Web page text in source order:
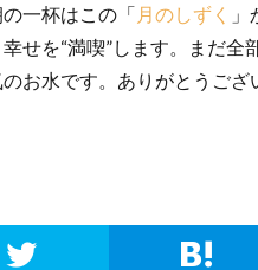
一杯はこの「 月のしずく
せを“満喫”します。まだ全
お水です。ありがとうござ